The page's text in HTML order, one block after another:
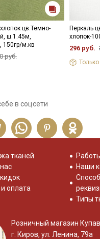
цв.Темно-
ш.1.45м,
150гр/м.кв
руб.
Перкаль
хлопок-
296 руб.
в соцсети
тканей
оплата
Наши
Типы
Розничный магазин
г. Киров, ул. Ленина, 79а